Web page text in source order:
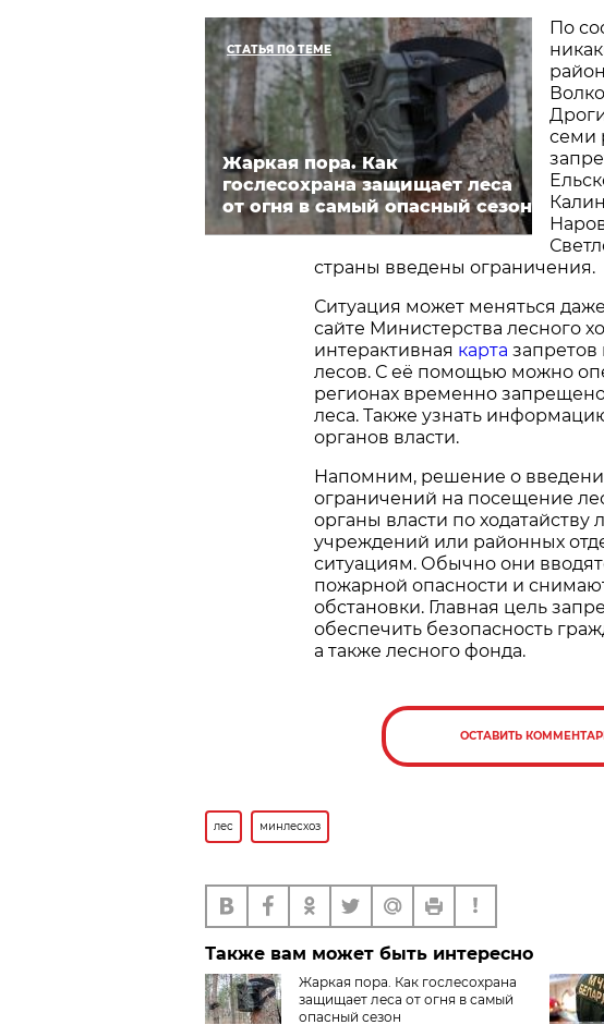
СТАТЬЯ ПО ТЕМЕ
Жаркая пора. Как
гослесохрана защищает леса
от огня в самый опасный сезон
По
семи
страны введены ограничения.
Ситуация может меняться
сайте Министерства лесного
интерактивная карта
лесов. С её помощью можно
регионах временно
леса. Также узнать
органов власти.
Напомним, решение о
ограничений на посещение
органы власти по ходатайству
учреждений или районных
ситуациям. Обычно они
пожарной опасности и
обстановки. Главная цель
обеспечить безопасность
а также лесного фонда.
ОСТАВИТЬ
лес минлесхоз
Также вам может быть интересно
Жаркая пора. Как гослесохрана
защищает леса от огня в самый
опасный сезон